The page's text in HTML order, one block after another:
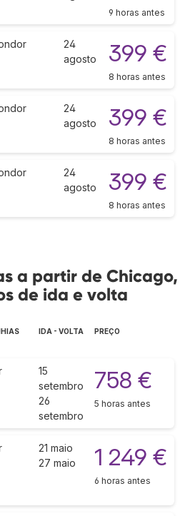
9 horas antes
24
agosto
399 €
8 horas antes
24
agosto
399 €
8 horas antes
24
agosto
399 €
8 horas antes
a partir de Chicago,
de ida e volta
IDA - VOLTA PREÇO
15
setembro
26
setembro
758 €
5 horas antes
21 maio
27 maio
1 249 €
6 horas antes